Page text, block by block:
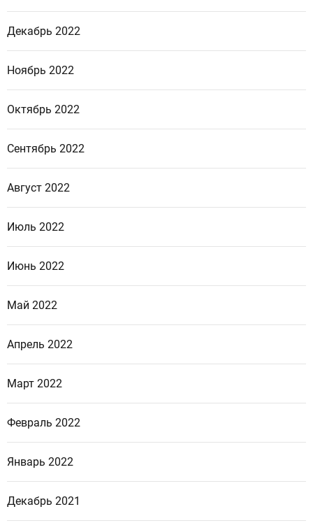
Декабрь 2022
Ноябрь 2022
Октябрь 2022
Сентябрь 2022
Август 2022
Июль 2022
Июнь 2022
Май 2022
Апрель 2022
Март 2022
Февраль 2022
Январь 2022
Декабрь 2021